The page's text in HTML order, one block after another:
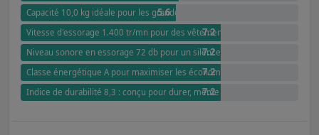
Capacité 10,0 kg idéale pour les grandes familles
5.6
Vitesse d'essorage 1.400 tr/mn pour des vêtements presque secs
7.2
Niveau sonore en essorage 72 db pour un silence optimal
7.2
Classe énergétique A pour maximiser les économies d'énergie
7.2
Indice de durabilité 8,3 : conçu pour durer, même après des années
7.2